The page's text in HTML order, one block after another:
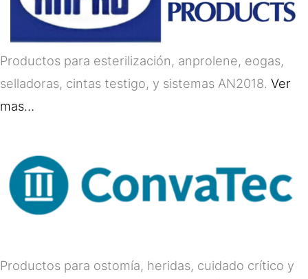
Productos para esterilización, anprolene, eogas,
selladoras, cintas testigo, y sistemas AN2018. Ver
mas…
Productos para ostomía, heridas, cuidado crítico y